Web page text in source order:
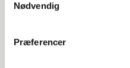
Nødvendig
Præferencer